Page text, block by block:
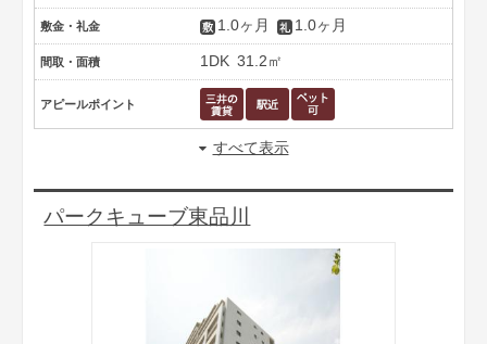
敷金・礼金 1.0ヶ月 1.0ヶ月
間取・面積 1DK 31.2㎡
アピールポイント
すべて表示
パークキューブ東品川